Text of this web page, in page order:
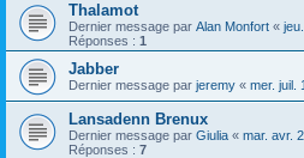
Thalamot
Dernier message par Alan Monfort «
Réponses : 1
Jabber
Dernier message par jeremy « mer. juil.
Lansadenn Brenux
Dernier message par Giulia « mar. avr.
Réponses : 7